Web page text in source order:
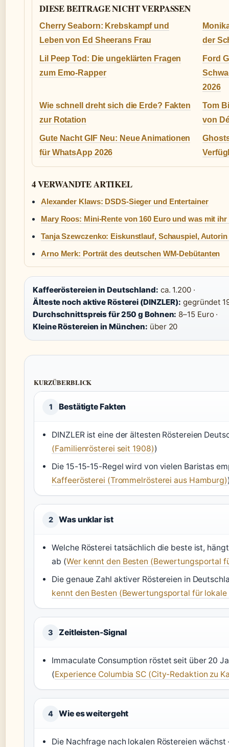
DIESE BEITRAGE NICHT VERPASSEN
Cherry Seaborn: Krebskampf und
Leben von Ed Sheerans Frau
der
Lil Peep Tod: Die ungeklärten Fragen
zum Emo-Rapper
Ford
2026
Wie schnell dreht sich die Erde? Fakten
zur Rotation
Tom
von
Gute Nacht GIF Neu: Neue Animationen
für WhatsApp 2026
4 VERWANDTE ARTIKEL
Alexander Klaws: DSDS-Sieger und Entertainer
Mary Roos: Mini-Rente von 160 Euro und was mit
Tanja Szewczenko: Eiskunstlauf, Schauspiel,
Arno Merk: Porträt des deutschen WM-Debütanten
Kaffeeröstereien in Deutschland: ca. 1.200 ·
Älteste noch aktive Rösterei (DINZLER): gegründet
Durchschnittspreis für 250 g Bohnen: 8–15 Euro ·
Kleine Röstereien in München: über 20
KURZÜBERBLICK
1 Bestätigte Fakten
DINZLER ist eine der ältesten Röstereien
(Familienrösterei seit 1908))
Die 15-15-15-Regel wird von vielen Baristas
Kaffeerösterei (Trommelrösterei aus Hamburg)
2 Was unklar ist
Welche Rösterei tatsächlich die beste ist,
ab (Wer kennt den Besten (Bewertungsportal
Die genaue Zahl aktiver Röstereien in
kennt den Besten (Bewertungsportal für
3 Zeitleisten-Signal
Immaculate Consumption röstet seit über 20
(Experience Columbia SC (City-Redaktion zu
4 Wie es weitergeht
Die Nachfrage nach lokalen Röstereien